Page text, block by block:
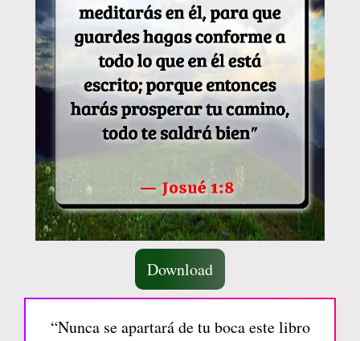
Download
“Nunca se apartará de tu boca este libro